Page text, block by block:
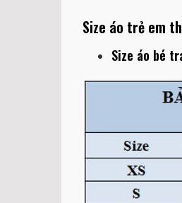
Size áo trẻ em
Size áo bé